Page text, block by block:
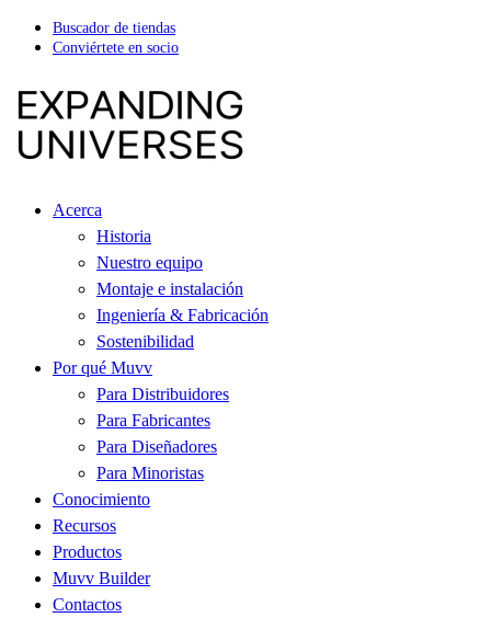
Buscador de tiendas
Conviértete en socio
Acerca
Historia
Nuestro equipo
Montaje e instalación
Ingeniería & Fabricación
Sostenibilidad
Por qué Muvv
Para Distribuidores
Para Fabricantes
Para Diseñadores
Para Minoristas
Conocimiento
Recursos
Productos
Muvv Builder
Contactos